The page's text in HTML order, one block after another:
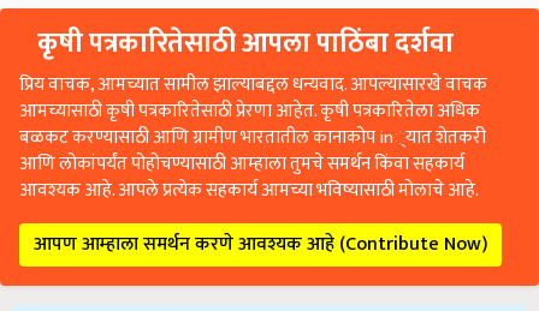
कृषी पत्रकारितेसाठी आपला पाठिंबा दर्शवा
प्रिय वाचक, आमच्यात सामील झाल्याबद्दल धन्यवाद. आपल्यासारखे वाचक
आमच्यासाठी कृषी पत्रकारितेसाठी प्रेरणा आहेत. कृषी पत्रकारितेला अधिक
बळकट करण्यासाठी आणि ग्रामीण भारतातील कानाकोप in्यात शेतकरी
आणि लोकांपर्यंत पोहोचण्यासाठी आम्हाला तुमचे समर्थन किंवा सहकार्य
आवश्यक आहे. आपले प्रत्येक सहकार्य आमच्या भविष्यासाठी मोलाचे आहे.
आपण आम्हाला समर्थन करणे आवश्यक आहे (Contribute Now)